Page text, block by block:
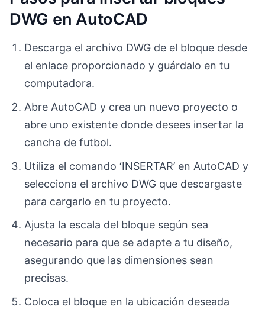
DWG en AutoCAD
Descarga el archivo DWG de el bloque desde
el enlace proporcionado y guárdalo en tu
computadora.
Abre AutoCAD y crea un nuevo proyecto o
abre uno existente donde desees insertar la
cancha de futbol.
Utiliza el comando ‘INSERTAR’ en AutoCAD y
selecciona el archivo DWG que descargaste
para cargarlo en tu proyecto.
Ajusta la escala del bloque según sea
necesario para que se adapte a tu diseño,
asegurando que las dimensiones sean
precisas.
Coloca el bloque en la ubicación deseada